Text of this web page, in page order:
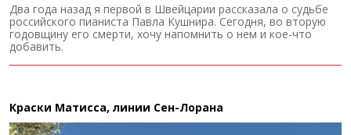
Два года назад я первой в Швейцарии рассказала о судьбе
российского пианиста Павла Кушнира. Сегодня, во вторую
годовщину его смерти, хочу напомнить о нем и кое-что
добавить.
Краски Матисса, линии Сен-Лорана